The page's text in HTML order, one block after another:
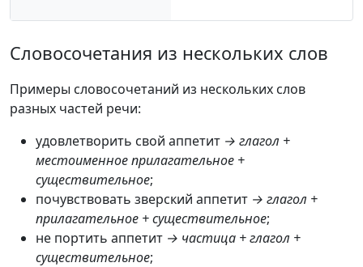
Словосочетания из нескольких слов
Примеры словосочетаний из нескольких слов
разных частей речи:
удовлетворить свой аппетит → глагол +
местоименное прилагательное +
существительное;
почувствовать зверский аппетит → глагол +
прилагательное + существительное;
не портить аппетит → частица + глагол +
существительное;